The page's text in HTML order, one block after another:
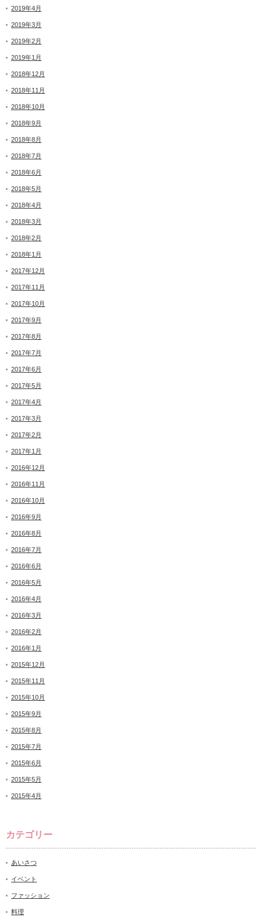
2019年4月
2019年3月
2019年2月
2019年1月
2018年12月
2018年11月
2018年10月
2018年9月
2018年8月
2018年7月
2018年6月
2018年5月
2018年4月
2018年3月
2018年2月
2018年1月
2017年12月
2017年11月
2017年10月
2017年9月
2017年8月
2017年7月
2017年6月
2017年5月
2017年4月
2017年3月
2017年2月
2017年1月
2016年12月
2016年11月
2016年10月
2016年9月
2016年8月
2016年7月
2016年6月
2016年5月
2016年4月
2016年3月
2016年2月
2016年1月
2015年12月
2015年11月
2015年10月
2015年9月
2015年8月
2015年7月
2015年6月
2015年5月
2015年4月
カテゴリー
あいさつ
イベント
ファッション
料理